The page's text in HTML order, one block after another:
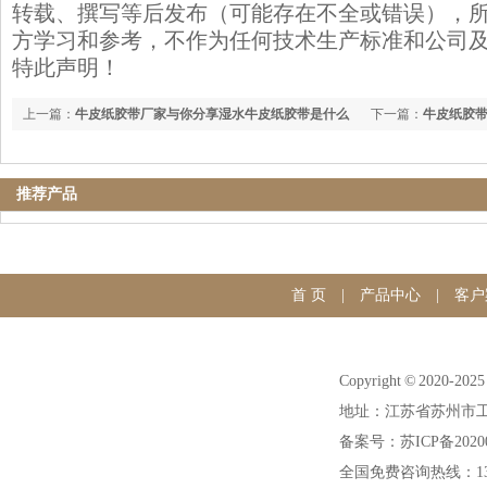
转载、撰写等后发布（可能存在不全或错误），
方学习和参考，不作为任何技术生产标准和公司
特此声明！
下一篇： 牛皮纸胶
上一篇： 牛皮纸胶带厂家与你分享湿水牛皮纸胶带是什么
推荐产品
首 页 产品中心| 客
Copyright © 2020-
地址：江苏省苏州市
备案号：苏ICP备
全国免费咨询热线：